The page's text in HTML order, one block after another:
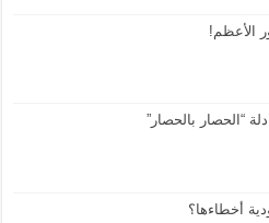
الأعظم!
“الحصار بالحصار”
أخطاءها؟